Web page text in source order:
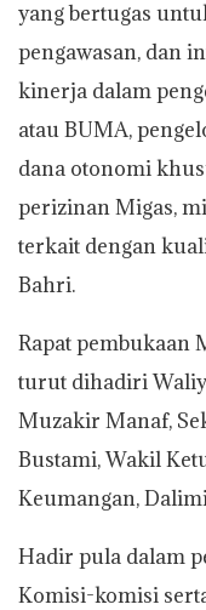
yang bertugas
pengawasan, dan
kinerja dalam
atau BUMA,
dana otonomi
perizinan Migas,
terkait dengan
Bahri.
Rapat pembukaan
turut dihadiri
Muzakir Manaf,
Bustami, Wakil
Keumangan,
Hadir pula dalam
Komisi-komisi